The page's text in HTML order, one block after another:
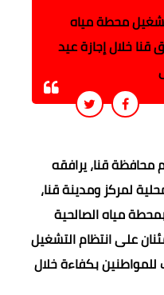
تشغيل محطة مياه
قنا خلال إجازة عيد
محافظة قنا، يرافقه
لمركز ومدينة قنا،
مياه الصالحية
على انتظام التشغيل
بكفاءة خلال